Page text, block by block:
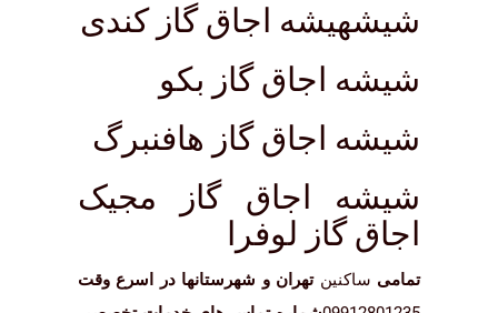
شیشهیشه اجاق گاز کندی
شیشه اجاق گاز بکو
شیشه اجاق گاز هافنبرگ
شیشه اجاق گاز مجیک
اجاق گاز لوفرا
تمامی ساکنین تهران و شهرستانها در اسرع وقت